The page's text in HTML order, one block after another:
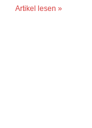
Artikel lesen »